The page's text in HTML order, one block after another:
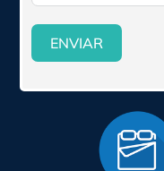
ENVIAR